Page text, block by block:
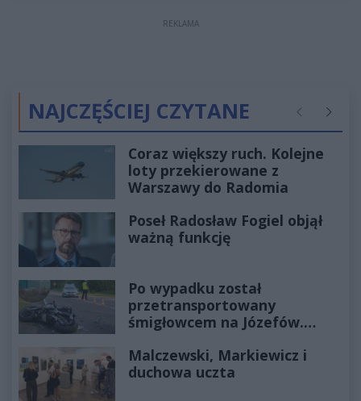
REKLAMA
NAJCZĘŚCIEJ CZYTANE Poprzednie
Coraz większy ruch. Kolejne
loty przekierowane z
Warszawy do Radomia
Poseł Radosław Fogiel objął
ważną funkcję
Po wypadku został
przetransportowany
śmigłowcem na Józefów.
Malczewski, Markiewicz i
duchowa uczta